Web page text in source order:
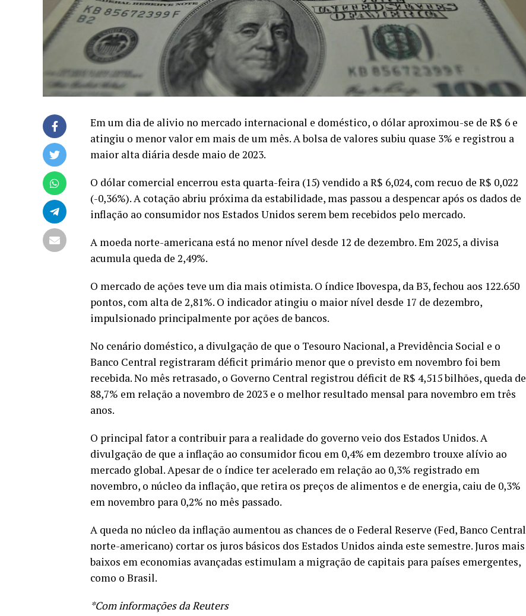
Em um dia de alivio no mercado internacional e doméstico, o dólar aproximou-se de R$ 6 e
atingiu o menor valor em mais de um mês. A bolsa de valores subiu quase 3% e registrou a
maior alta diária desde maio de 2023.
O dólar comercial encerrou esta quarta-feira (15) vendido a R$ 6,024, com recuo de R$ 0,022
(-0,36%). A cotação abriu próxima da estabilidade, mas passou a despencar após os dados de
inflação ao consumidor nos Estados Unidos serem bem recebidos pelo mercado.
A moeda norte-americana está no menor nível desde 12 de dezembro. Em 2025, a divisa
acumula queda de 2,49%.
O mercado de ações teve um dia mais otimista. O índice Ibovespa, da B3, fechou aos 122.650
pontos, com alta de 2,81%. O indicador atingiu o maior nível desde 17 de dezembro,
impulsionado principalmente por ações de bancos.
No cenário doméstico, a divulgação de que o Tesouro Nacional, a Previdência Social e o
Banco Central registraram déficit primário menor que o previsto em novembro foi bem
recebida. No mês retrasado, o Governo Central registrou déficit de R$ 4,515 bilhões, queda de
88,7% em relação a novembro de 2023 e o melhor resultado mensal para novembro em três
anos.
O principal fator a contribuir para a realidade do governo veio dos Estados Unidos. A
divulgação de que a inflação ao consumidor ficou em 0,4% em dezembro trouxe alívio ao
mercado global. Apesar de o índice ter acelerado em relação ao 0,3% registrado em
novembro, o núcleo da inflação, que retira os preços de alimentos e de energia, caiu de 0,3%
em novembro para 0,2% no mês passado.
A queda no núcleo da inflação aumentou as chances de o Federal Reserve (Fed, Banco Central
norte-americano) cortar os juros básicos dos Estados Unidos ainda este semestre. Juros mais
baixos em economias avançadas estimulam a migração de capitais para países emergentes,
como o Brasil.
*Com informações da Reuters